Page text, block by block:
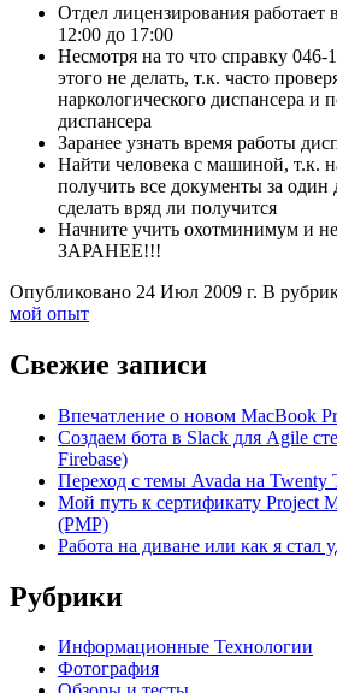
Отдел лицензирования работает
12:00 до 17:00
Несмотря на то что справку
этого не делать, т.к. часто
наркологического диспансера и
диспансера
Заранее узнать время работы
Найти человека с машиной, т.к.
получить все документы за один
сделать вряд ли получится
Начните учить охотминимум и
ЗАРАНЕЕ!!!
Опубликовано 24 Июл 2009 г. В
мой опыт
Свежие записи
Впечатление о новом MacBook
Создаем бота в Slack для Agile
Firebase)
Переход с темы Avada на Twenty
Мой путь к сертификату Project
(PMP)
Работа на диване или как я стал
Рубрики
Информационные Технологии
Фотография